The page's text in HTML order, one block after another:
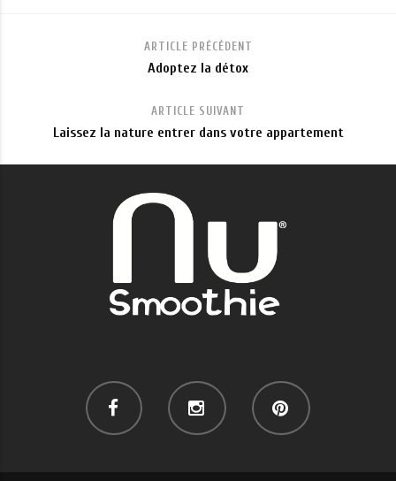
ARTICLE PRÉCÉDENT
Adoptez la détox
ARTICLE SUIVANT
Laissez la nature entrer dans votre appartement